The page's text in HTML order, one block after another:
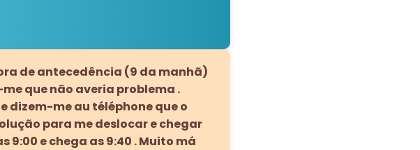
de antecedência (9 da manhã)
que não averia problema .
dizem-me au téléphone que o
para me deslocar e chegar
9:00 e chega as 9:40 . Muito má